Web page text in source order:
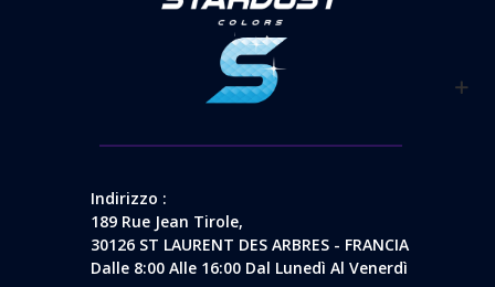
Indirizzo :
189 Rue Jean Tirole,
30126 ST LAURENT DES ARBRES - FRANCIA
Dalle 8:00 Alle 16:00 Dal Lunedì Al Venerdì